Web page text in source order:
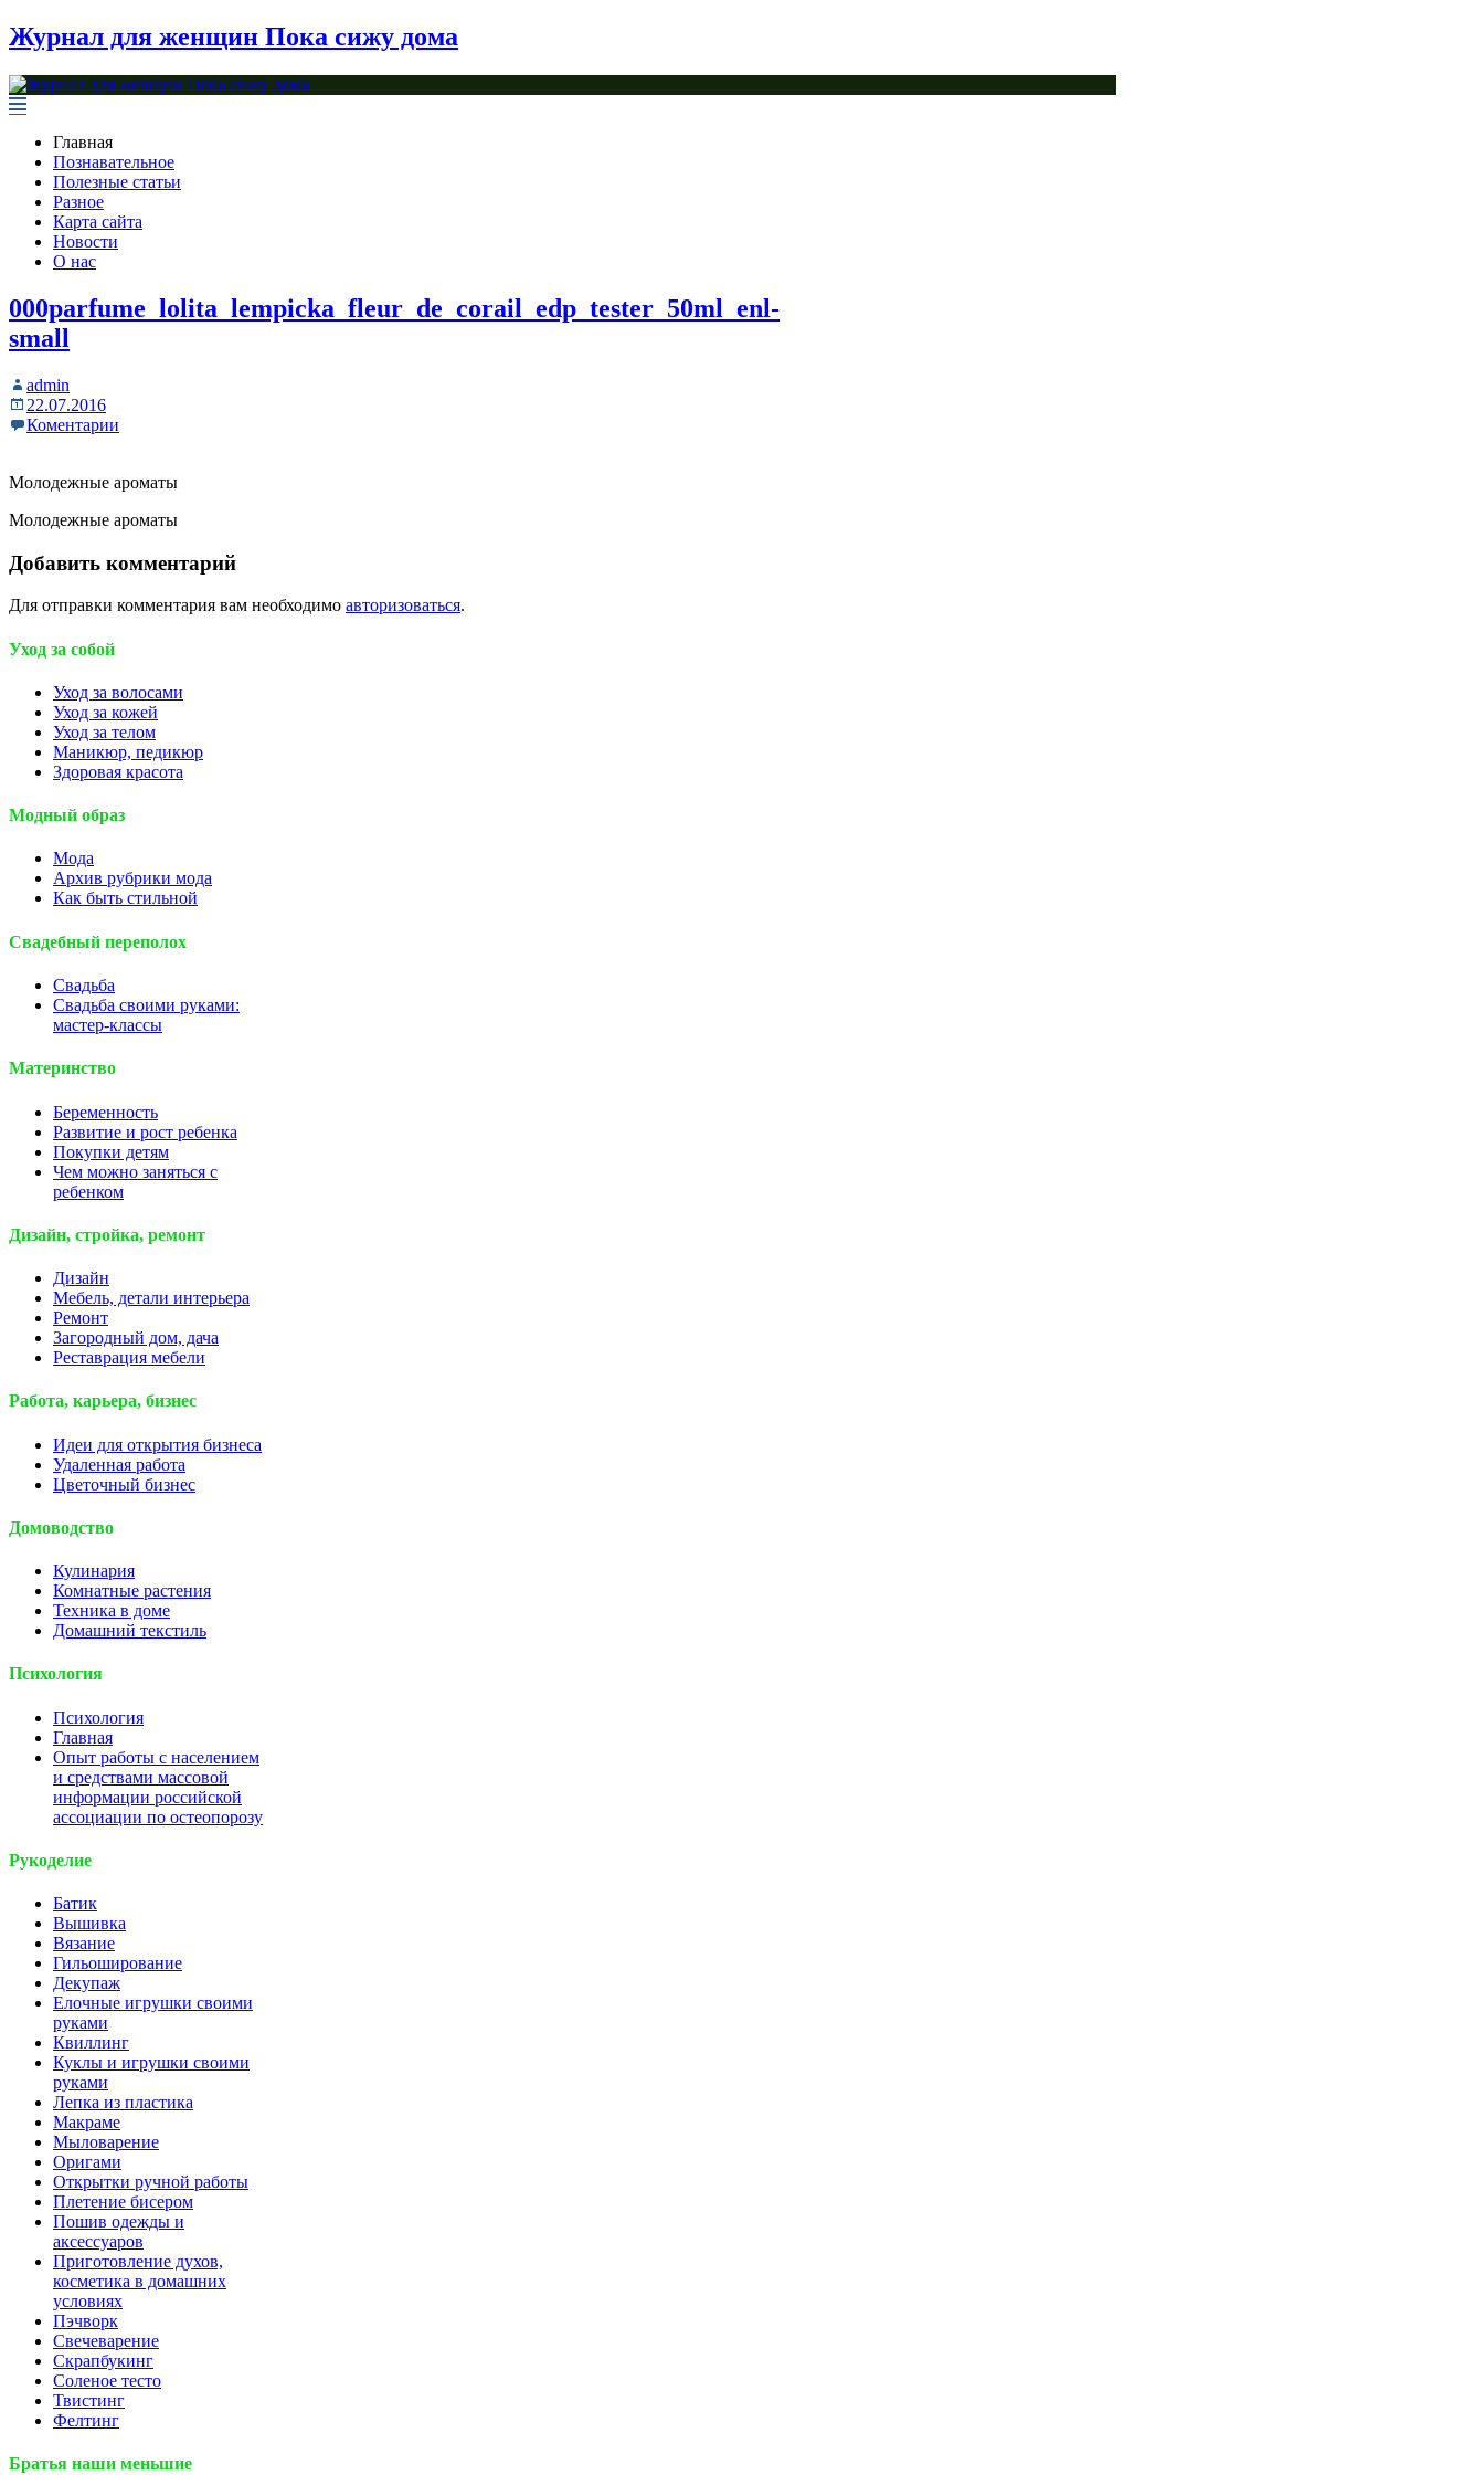
Журнал для женщин Пока сижу дома
Главная
Познавательное
Полезные статьи
Разное
Карта сайта
Новости
О нас
000parfume_lolita_lempicka_fleur_de_corail_edp_tester_50ml_enl-
small
admin
22.07.2016
Коментарии
Молодежные ароматы
Молодежные ароматы
Добавить комментарий
Для отправки комментария вам необходимо авторизоваться.
Уход за собой
Уход за волосами
Уход за кожей
Уход за телом
Маникюр, педикюр
Здоровая красота
Модный образ
Мода
Архив рубрики мода
Как быть стильной
Свадебный переполох
Свадьба
Свадьба своими руками:
мастер-классы
Материнство
Беременность
Развитие и рост ребенка
Покупки детям
Чем можно заняться с
ребенком
Дизайн, стройка, ремонт
Дизайн
Мебель, детали интерьера
Ремонт
Загородный дом, дача
Реставрация мебели
Работа, карьера, бизнес
Идеи для открытия бизнеса
Удаленная работа
Цветочный бизнес
Домоводство
Кулинария
Комнатные растения
Техника в доме
Домашний текстиль
Психология
Психология
Главная
Опыт работы с населением
и средствами массовой
информации российской
ассоциации по остеопорозу
Рукоделие
Батик
Вышивка
Вязание
Гильоширование
Декупаж
Елочные игрушки своими
руками
Квиллинг
Куклы и игрушки своими
руками
Лепка из пластика
Макраме
Мыловарение
Оригами
Открытки ручной работы
Плетение бисером
Пошив одежды и
аксессуаров
Приготовление духов,
косметика в домашних
условиях
Пэчворк
Свечеварение
Скрапбукинг
Соленое тесто
Твистинг
Фелтинг
Братья наши меньшие